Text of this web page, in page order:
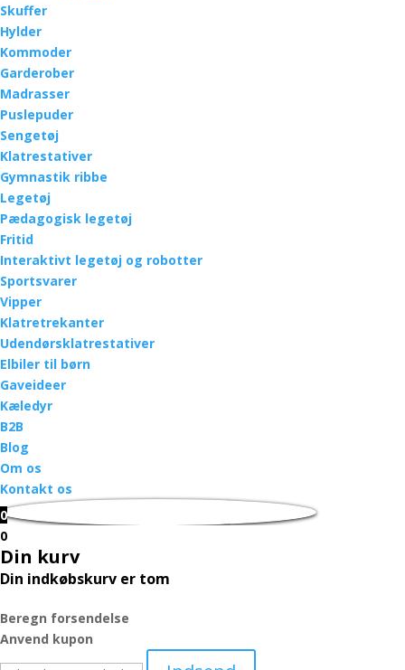
Skuffer
Hylder
Kommoder
Garderober
Madrasser
Puslepuder
Sengetøj
Klatrestativer
Gymnastik ribbe
Legetøj
Pædagogisk legetøj
Fritid
Interaktivt legetøj og robotter
Sportsvarer
Vipper
Klatretrekanter
Udendørsklatrestativer
Elbiler til børn
Gaveideer
Kæledyr
B2B
Blog
Om os
Kontakt os
0
0
Din kurv
Din indkøbskurv er tom
Beregn forsendelse
Anvend kupon